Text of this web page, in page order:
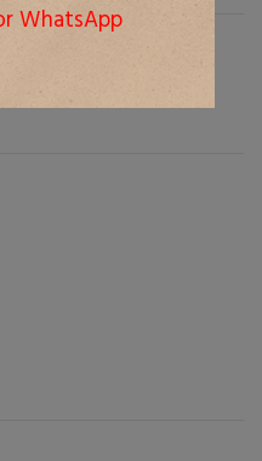
WhatsApp